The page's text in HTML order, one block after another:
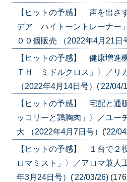
【ヒットの予感】 声を出さ
デア ハイトーントレーナー
００個販売 （2022年4月21日
【ヒットの予感】 健康増進
ＴＨ ミドルクロス」〉／リ
（2022年4月14日号）('22/04/
【ヒットの予感】 宅配と通
ッコリーと鶏胸肉」〉／ユー
大 （2022年4月7日号）('22/
【ヒットの予感】 １台で２
ロマミスト」〉／アロマ兼人
年3月24日号）('22/03/26)